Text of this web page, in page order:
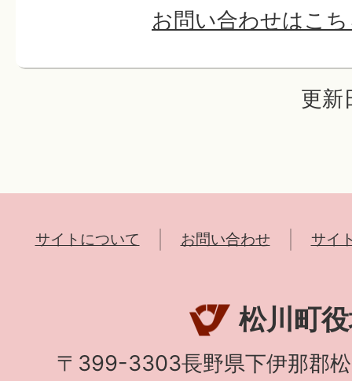
お問い合わせはこ
更新
サイトについて お問い合わせ サイ
松川町
〒399-3303長野県下伊那郡